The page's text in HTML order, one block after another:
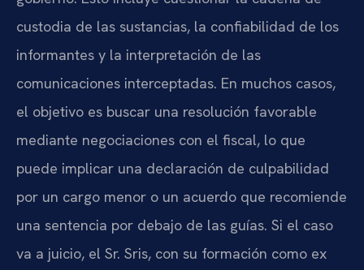
custodia de las sustancias, la confiabilidad de los
informantes y la interpretación de las
comunicaciones interceptadas. En muchos casos,
el objetivo es buscar una resolución favorable
mediante negociaciones con el fiscal, lo que
puede implicar una declaración de culpabilidad
por un cargo menor o un acuerdo que recomiende
una sentencia por debajo de las guías. Si el caso
va a juicio, el Sr. Sris, con su formación como ex